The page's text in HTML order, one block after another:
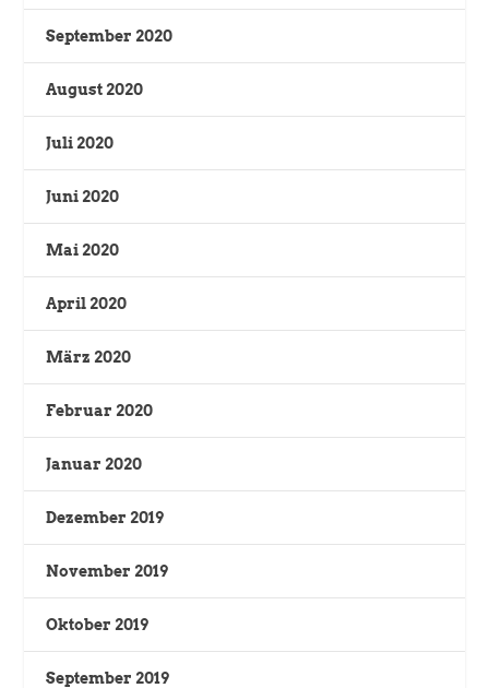
September 2020
August 2020
Juli 2020
Juni 2020
Mai 2020
April 2020
März 2020
Februar 2020
Januar 2020
Dezember 2019
November 2019
Oktober 2019
September 2019